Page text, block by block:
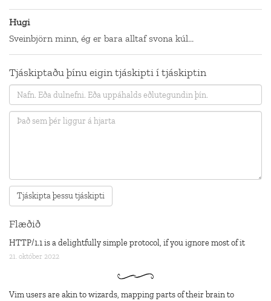
Hugi
Sveinbjörn minn, ég er bara alltaf svona kúl...
Tjáskiptaðu þínu eigin tjáskipti í tjáskiptin
Flæðið
HTTP/1.1 is a delightfully simple protocol, if you ignore most of it
21. október 2022
Vim users are akin to wizards, mapping parts of their brain to